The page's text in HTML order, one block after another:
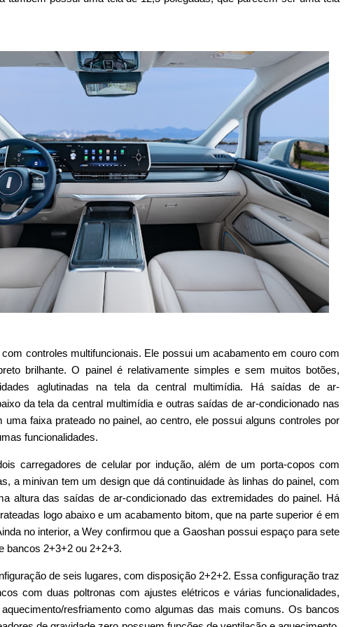
controles multifuncionais. Ele possui um acabamento em couro com
brilhante. O painel é relativamente simples e sem muitos botões,
aglutinadas na tela da central multimídia. Há saídas de ar-
da tela da central multimídia e outras saídas de ar-condicionado nas
uma faixa prateado no painel, ao centro, ele possui alguns controles por
funcionalidades.
carregadores de celular por indução, além de um porta-copos com
a minivan tem um design que dá continuidade às linhas do painel, com
altura das saídas de ar-condicionado das extremidades do painel. Há
logo abaixo e um acabamento bitom, que na parte superior é em
no interior, a Wey confirmou que a Gaoshan possui espaço para sete
bancos 2+3+2 ou 2+2+3.
de seis lugares, com disposição 2+2+2. Essa configuração traz
com duas poltronas com ajustes elétricos e várias funcionalidades,
resfriamento como algumas das mais comuns. Os bancos